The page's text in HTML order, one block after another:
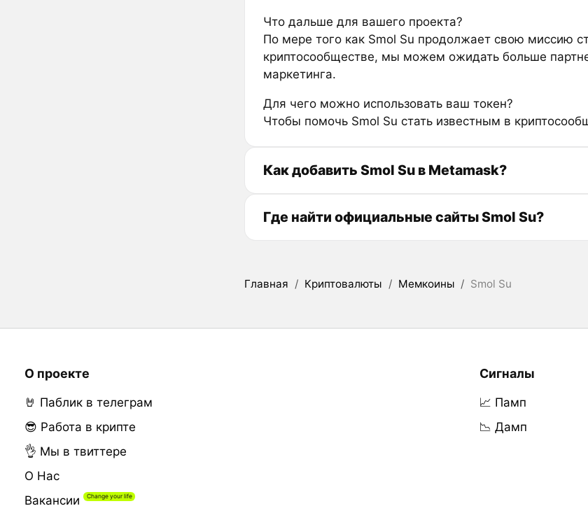
Что дальше для вашего проекта?
По мере того как Smol Su продолжает свою миссию
криптосообществе, мы можем ожидать больше
маркетинга.
Для чего можно использовать ваш токен?
Чтобы помочь Smol Su стать известным в
Как добавить Smol Su в Metamask?
Где найти официальные сайты Smol Su?
Главная / Криптовалюты / Мемкоины / Smol Su
О проекте
🤘 Паблик в телеграм
😎 Работа в крипте
👌 Мы в твиттере
О Нас
Вакансии
Сигналы
📈 Памп
📉 Дамп